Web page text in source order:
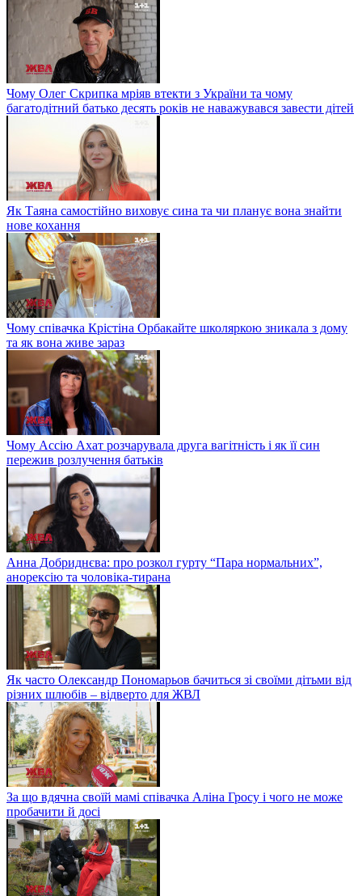
Чому Олег Скрипка мріяв втекти з України та чому
багатодітний батько десять років не наважувався завести дітей
Як Таяна самостійно виховує сина та чи планує вона знайти
нове кохання
Чому співачка Крістіна Орбакайте школяркою зникала з дому
та як вона живе зараз
Чому Ассію Ахат розчарувала друга вагітність і як її син
пережив розлучення батьків
Анна Добриднєва: про розкол гурту “Пара нормальних”,
анорексію та чоловіка-тирана
Як часто Олександр Пономарьов бачиться зі своїми дітьми від
різних шлюбів – відверто для ЖВЛ
За що вдячна своїй мамі співачка Аліна Гросу і чого не може
пробачити й досі